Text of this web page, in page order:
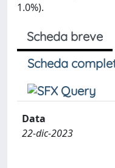
1.0%).
Scheda breve
Scheda
Data
22-dic-2023